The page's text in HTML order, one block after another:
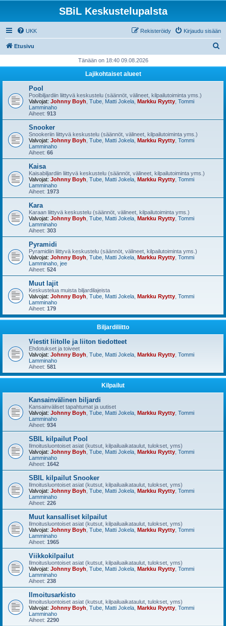
SBiL Keskustelupalsta
UKK Kirjaudu sisään
Rekisteröidy
Etusivu
i
Tänään on 18:40 09.08.2026
Lajikohtaiset alueet
Pool
Poolbiljardiin liittyvä keskustelu (säännöt, välineet, kilpailutoiminta yms.)
Valvojat: Johnny Boyh Tube Matti Jokela Markku Ryytty Tommi
Lamminaho
Aiheet: 913
Snooker
Snookeriin liittyvä keskustelu (säännöt, välineet, kilpailutoiminta yms.)
Valvojat: Johnny Boyh Tube Matti Jokela Markku Ryytty Tommi
Lamminaho
Aiheet: 66
Kaisa
Kaisabiljardiin liittyvä keskustelu (säännöt, välineet, kilpailutoiminta yms.)
Valvojat: Johnny Boyh Tube Matti Jokela Markku Ryytty Tommi
Lamminaho
Aiheet: 1973
Kara
Karaan liittyvä keskustelu (säännöt, välineet, kilpailutoiminta yms.)
Valvojat: Johnny Boyh Tube Matti Jokela Markku Ryytty Tommi
Lamminaho
Aiheet: 303
Pyramidi
Pyramidiin liittyvä keskustelu (säännöt, välineet, kilpailutoiminta yms.)
Valvojat: Johnny Boyh Tube Matti Jokela Markku Ryytty Tommi
Lamminaho jee
Aiheet: 524
Muut lajit
Keskustelua muista biljardilajeista
Valvojat: Johnny Boyh Tube Matti Jokela Markku Ryytty Tommi
Lamminaho
Aiheet: 179
Biljardiliitto
Viestit liitolle ja liiton tiedotteet
Ehdotukset ja toiveet
Valvojat: Johnny Boyh Tube Matti Jokela Markku Ryytty Tommi
Lamminaho
Aiheet: 581
Kilpailut
Kansainvälinen biljardi
Kansainväliset tapahtumat ja uutiset
Valvojat: Johnny Boyh Tube Matti Jokela Markku Ryytty Tommi
Lamminaho
Aiheet: 934
SBIL kilpailut Pool
Ilmoitusluontoiset asiat (kutsut, kilpailuaikataulut, tulokset, yms)
Valvojat: Johnny Boyh Tube Matti Jokela Markku Ryytty Tommi
Lamminaho
Aiheet: 1642
SBIL kilpailut Snooker
Ilmoitusluontoiset asiat (kutsut, kilpailuaikataulut, tulokset, yms)
Valvojat: Johnny Boyh Tube Matti Jokela Markku Ryytty Tommi
Lamminaho
Aiheet: 226
Muut kansalliset kilpailut
Ilmoitusluontoiset asiat (kutsut, kilpailuaikataulut, tulokset, yms)
Valvojat: Johnny Boyh Tube Matti Jokela Markku Ryytty Tommi
Lamminaho
Aiheet: 1965
Viikkokilpailut
Ilmoitusluontoiset asiat (kutsut, kilpailuaikataulut, tulokset, yms)
Valvojat: Johnny Boyh Tube Matti Jokela Markku Ryytty Tommi
Lamminaho
Aiheet: 238
Ilmoitusarkisto
Ilmoitusluontoiset asiat (kutsut, kilpailuaikataulut, tulokset, yms)
Valvojat: Johnny Boyh Tube Matti Jokela Markku Ryytty Tommi
Lamminaho
Aiheet: 2290